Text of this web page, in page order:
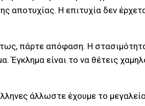
αποτυχίας. Η επιτυχία δεν
πάρτε απόφαση. Η
Έγκλημα είναι το να θέτεις
άλλωστε έχουμε το